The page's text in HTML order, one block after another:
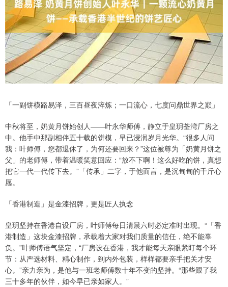
「一副饼模路易泽，三百昼夜淬炼；一口流心，七度问鼎世界之巅」
中秋将至，奶黄月饼始创人——叶永华师傅，静立于皇玥荃湾厂房之
中。他手中那副相伴五十载的饼模，早已浸润岁月光华。“很多人问
我：叶师傅，您都退休了，为何还要回来？”这位被尊为「奶黄月饼之
父」的老师傅，带着温暖笑意回应：“放不下啊！这么好吃的饼，真想
把它一代一代传下去。”「传承」二字，于他而言，是沉甸甸的千斤心
愿。
「香港制造」是金漆招牌，更是匠人执念
皇玥坚持在香港自设厂房，叶师傅每日清晨六时必定准时出现。“「香
港制造」这块金漆招牌，承载着大家对我们质量的信任，绝不能辜
负。”叶师傅语气坚定，“厂房设在香港，我才能每天亲眼紧盯每个环
节：从严选材料、精心制作，到内外包装，样样都要亲手把关才安
心。”亲力亲为，是他与一班老师傅数十年不变的坚持。“那些跟了我
三十多年的伙伴，如今早已亲如家人。”